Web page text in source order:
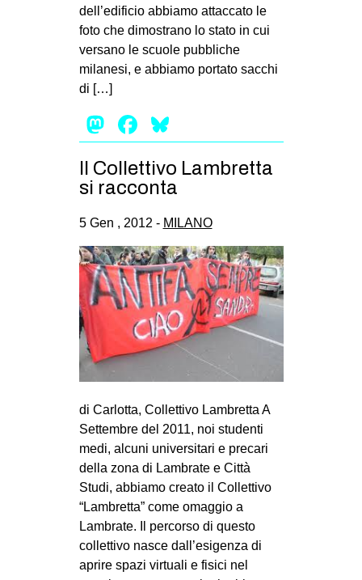
dell’edificio abbiamo attaccato le
foto che dimostrano lo stato in cui
versano le scuole pubbliche
milanesi, e abbiamo portato sacchi
di […]
Mastodon
Facebook
Il Collettivo Lambretta
si racconta
5 Gen , 2012 - MILANO
di Carlotta, Collettivo Lambretta A
Settembre del 2011, noi studenti
medi, alcuni universitari e precari
della zona di Lambrate e Città
Studi, abbiamo creato il Collettivo
“Lambretta” come omaggio a
Lambrate. Il percorso di questo
collettivo nasce dall’esigenza di
aprire spazi virtuali e fisici nel